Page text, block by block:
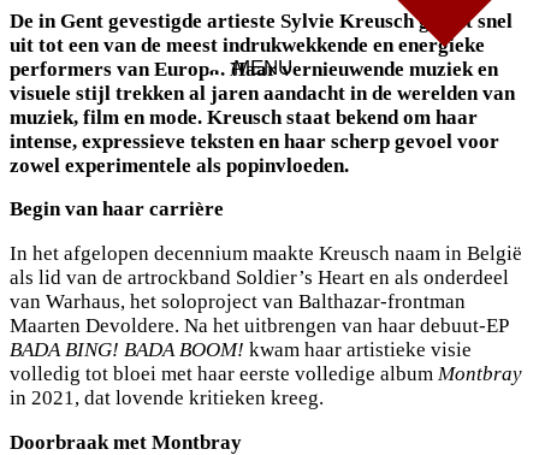
MENU
De in Gent gevestigde artieste Sylvie Kreusch groeit snel
uit tot een van de meest indrukwekkende en energieke
performers van Europa. Haar vernieuwende muziek en
visuele stijl trekken al jaren aandacht in de werelden van
muziek, film en mode. Kreusch staat bekend om haar
intense, expressieve teksten en haar scherp gevoel voor
zowel experimentele als popinvloeden.
Begin van haar carrière
In het afgelopen decennium maakte Kreusch naam in België
als lid van de artrockband Soldier’s Heart en als onderdeel
van Warhaus, het soloproject van Balthazar-frontman
Maarten Devoldere. Na het uitbrengen van haar debuut-EP
BADA BING! BADA BOOM! kwam haar artistieke visie
volledig tot bloei met haar eerste volledige album Montbray
in 2021, dat lovende kritieken kreeg.
Doorbraak met Montbray